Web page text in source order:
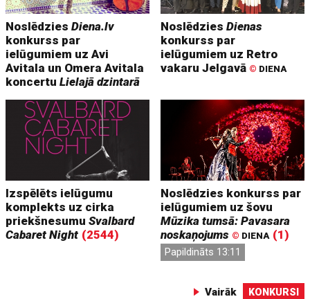
NoslēdziesDiena.lv
konkurss par
ielūgumiem uz Avi
Avitala un Omera Avitala
koncertuLielajā dzintarā
NoslēdziesDienas
konkurss par
ielūgumiem uz Retro
vakaru Jelgavā © DIENA
Izspēlēts ielūgumu
komplekts uz cirka
priekšnesumuSvalbard
Cabaret Night (2544)
Noslēdzies konkurss par
ielūgumiem uz šovu
Mūzika tumsā: Pavasara
noskaņojums © DIENA (1)
Papildināts 13:11
Vairāk KONKURSI